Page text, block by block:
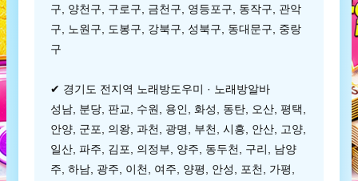
구, 양천구, 구로구, 금천구, 영등포구, 동작구, 관악
구, 노원구, 도봉구, 강북구, 성북구, 동대문구, 중랑
구
✔ 경기도 전지역 노래방도우미 · 노래방알바
성남, 분당, 판교, 수원, 용인, 화성, 동탄, 오산, 평택,
안양, 군포, 의왕, 과천, 광명, 부천, 시흥, 안산, 고양,
일산, 파주, 김포, 의정부, 양주, 동두천, 구리, 남양
주, 하남, 광주, 이천, 여주, 양평, 안성, 포천, 가평,